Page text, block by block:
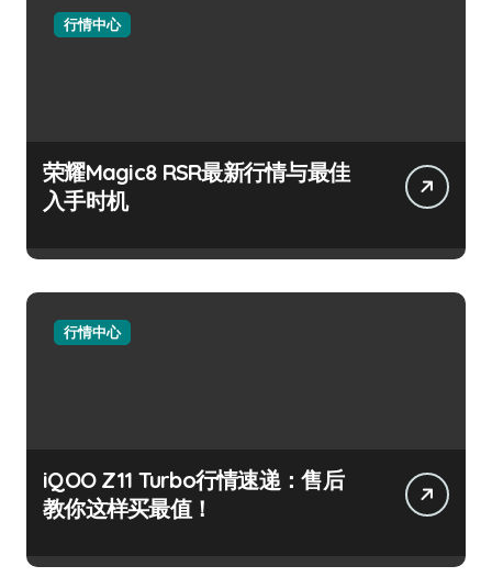
行情中心
荣耀Magic8 RSR最新行情与最佳
入手时机
行情中心
iQOO Z11 Turbo行情速递：售后
教你这样买最值！